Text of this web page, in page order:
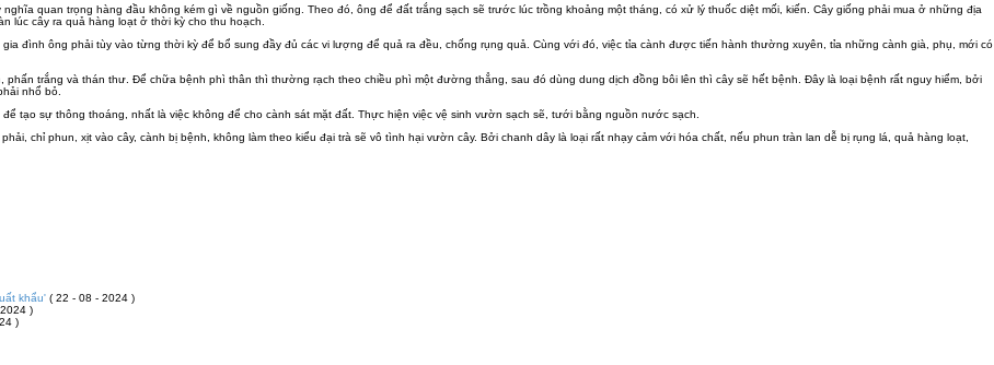
quan trọng hàng đầu không kém gì về nguồn giống. Theo đó, ông để đất trắng sạch sẽ trước lúc trồng khoảng một tháng, có xử lý thuốc diệt mối, kiến. Cây giống phải mua ở những địa
lúc cây ra quả hàng loạt ở thời kỳ cho thu hoạch.
đình ông phải tùy vào từng thời kỳ để bổ sung đầy đủ các vi lượng để quả ra đều, chống rụng quả. Cùng với đó, việc tỉa cành được tiến hành thường xuyên, tỉa những cành già, phụ, mới có
trắng và thán thư. Để chữa bệnh phì thân thì thường rạch theo chiều phì một đường thẳng, sau đó dùng dung dịch đồng bôi lên thì cây sẽ hết bệnh. Đây là loại bệnh rất nguy hiểm, bởi
nhổ bỏ.
tạo sự thông thoáng, nhất là việc không để cho cành sát mặt đất. Thực hiện việc vệ sinh vườn sạch sẽ, tưới bằng nguồn nước sạch.
chỉ phun, xịt vào cây, cành bị bệnh, không làm theo kiểu đại trà sẽ vô tình hại vườn cây. Bởi chanh dây là loại rất nhạy cảm với hóa chất, nếu phun tràn lan dễ bị rụng lá, quả hàng loạt,
khẩu' ( 22 - 08 - 2024 )
)
)